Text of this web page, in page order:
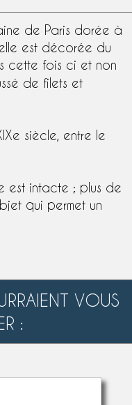
de Paris dorée à
est décorée du
cette fois ci et non
de filets et
siècle , entre le
est intacte ; plus de
qui permet un
VOUS
: